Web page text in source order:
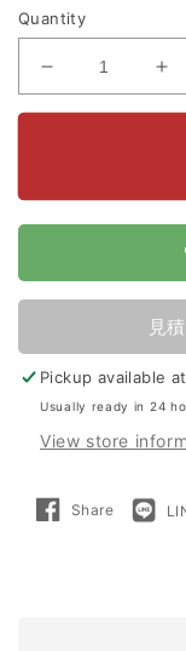
Quantity
quantity
り】
ポ
ロ
気
AP-
り
ア
ポ
ロ
気
見
Pickup available at
Usually ready in 24
View store
ShareShare